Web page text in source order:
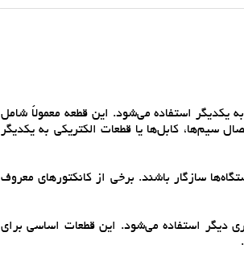
يکديگر استفاده مي‌شود. اين قطعه معمولاً شامل
سيم‌ها، کابل‌ها يا قطعات الکتريکي به يکديگر
سازگار باشند. برخي از کانکتورهاي معروف
ديگر استفاده مي‌شود. اين قطعات اساسي براي